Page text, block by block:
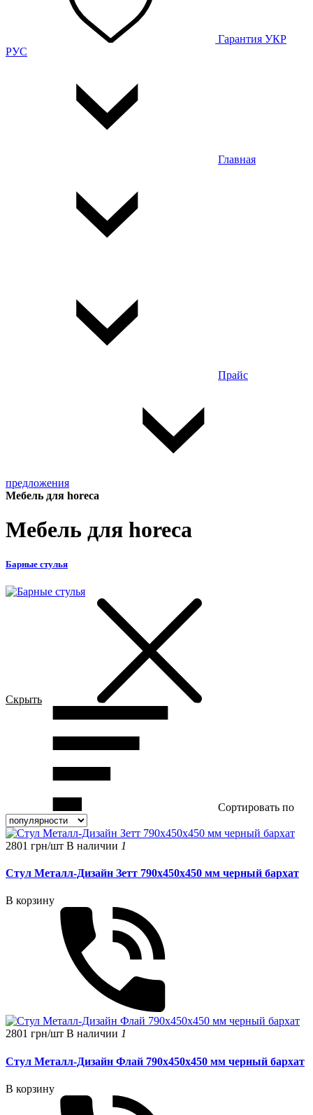
Гарантия УКР
РУС
Главная
Прайс
предложения
Мебель для horeca
Мебель для horeca
Барные стулья
Скрыть
Сортировать по
2801 грн/шт В наличии 1
Стул Металл-Дизайн Зетт 790х450х450 мм черный бархат
В корзину
2801 грн/шт В наличии 1
Стул Металл-Дизайн Флай 790х450х450 мм черный бархат
В корзину